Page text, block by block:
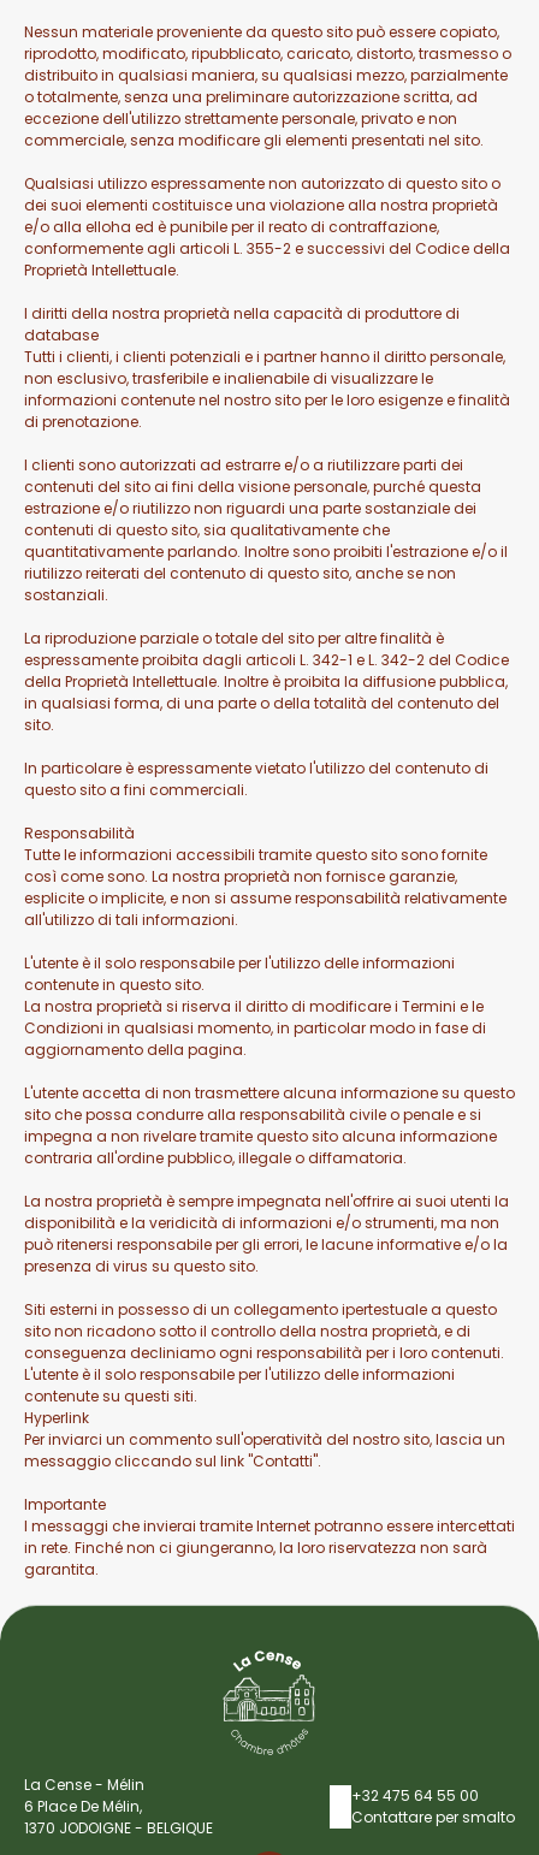
Nessun materiale proveniente da questo sito può essere copiato,
riprodotto, modificato, ripubblicato, caricato, distorto, trasmesso o
distribuito in qualsiasi maniera, su qualsiasi mezzo, parzialmente
o totalmente, senza una preliminare autorizzazione scritta, ad
eccezione dell'utilizzo strettamente personale, privato e non
commerciale, senza modificare gli elementi presentati nel sito.
Qualsiasi utilizzo espressamente non autorizzato di questo sito o
dei suoi elementi costituisce una violazione alla nostra proprietà
e/o alla elloha ed è punibile per il reato di contraffazione,
conformemente agli articoli L. 355-2 e successivi del Codice della
Proprietà Intellettuale.
I diritti della nostra proprietà nella capacità di produttore di
database
Tutti i clienti, i clienti potenziali e i partner hanno il diritto personale,
non esclusivo, trasferibile e inalienabile di visualizzare le
informazioni contenute nel nostro sito per le loro esigenze e finalità
di prenotazione.
I clienti sono autorizzati ad estrarre e/o a riutilizzare parti dei
contenuti del sito ai fini della visione personale, purché questa
estrazione e/o riutilizzo non riguardi una parte sostanziale dei
contenuti di questo sito, sia qualitativamente che
quantitativamente parlando. Inoltre sono proibiti l'estrazione e/o il
riutilizzo reiterati del contenuto di questo sito, anche se non
sostanziali.
La riproduzione parziale o totale del sito per altre finalità è
espressamente proibita dagli articoli L. 342-1 e L. 342-2 del Codice
della Proprietà Intellettuale. Inoltre è proibita la diffusione pubblica,
in qualsiasi forma, di una parte o della totalità del contenuto del
sito.
In particolare è espressamente vietato l'utilizzo del contenuto di
questo sito a fini commerciali.
Responsabilità
Tutte le informazioni accessibili tramite questo sito sono fornite
così come sono. La nostra proprietà non fornisce garanzie,
esplicite o implicite, e non si assume responsabilità relativamente
all'utilizzo di tali informazioni.
L'utente è il solo responsabile per l'utilizzo delle informazioni
contenute in questo sito.
La nostra proprietà si riserva il diritto di modificare i Termini e le
Condizioni in qualsiasi momento, in particolar modo in fase di
aggiornamento della pagina.
L'utente accetta di non trasmettere alcuna informazione su questo
sito che possa condurre alla responsabilità civile o penale e si
impegna a non rivelare tramite questo sito alcuna informazione
contraria all'ordine pubblico, illegale o diffamatoria.
La nostra proprietà è sempre impegnata nell'offrire ai suoi utenti la
disponibilità e la veridicità di informazioni e/o strumenti, ma non
può ritenersi responsabile per gli errori, le lacune informative e/o la
presenza di virus su questo sito.
Siti esterni in possesso di un collegamento ipertestuale a questo
sito non ricadono sotto il controllo della nostra proprietà, e di
conseguenza decliniamo ogni responsabilità per i loro contenuti.
L'utente è il solo responsabile per l'utilizzo delle informazioni
contenute su questi siti.
Hyperlink
Per inviarci un commento sull'operatività del nostro sito, lascia un
messaggio cliccando sul link "Contatti".
Importante
I messaggi che invierai tramite Internet potranno essere intercettati
in rete. Finché non ci giungeranno, la loro riservatezza non sarà
garantita.
La Cense - Mélin
6 Place De Mélin,
1370 JODOIGNE - BELGIQUE
+32 475 64 55 00
Contattare per smalto